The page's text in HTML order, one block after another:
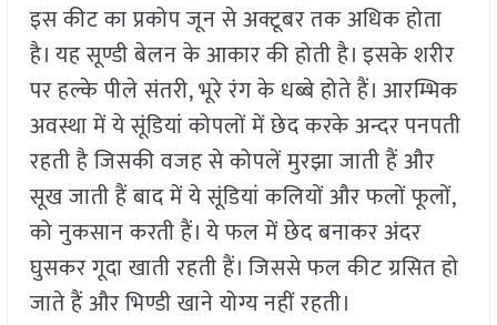
इस कीट का प्रकोप जून से अक्टूबर तक अधिक होता
है। यह सूण्डी बेलन के आकार की होती है। इसके शरीर
पर हल्के पीले संतरी, भूरे रंग के धब्बे होते हैं। आरम्भिक
अवस्था में ये सूंडियां कोपलों में छेद करके अन्दर पनपती
रहती है जिसकी वजह से कोपलें मुरझा जाती हैं और
सूख जाती हैं बाद में ये सूंडियां कलियों और फलों फूलों,
को नुकसान करती हैं। ये फल में छेद बनाकर अंदर
घुसकर गूदा खाती रहती हैं। जिससे फल कीट ग्रसित हो
जाते हैं और भिण्डी खाने योग्य नहीं रहती।